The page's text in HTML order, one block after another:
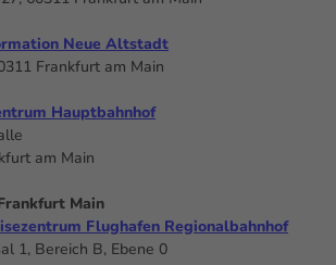
Neue Altstadt
Frankfurt am Main
Hauptbahnhof
am Main
Main
Flughafen Regionalbahnhof
1, Bereich B, Ebene 0